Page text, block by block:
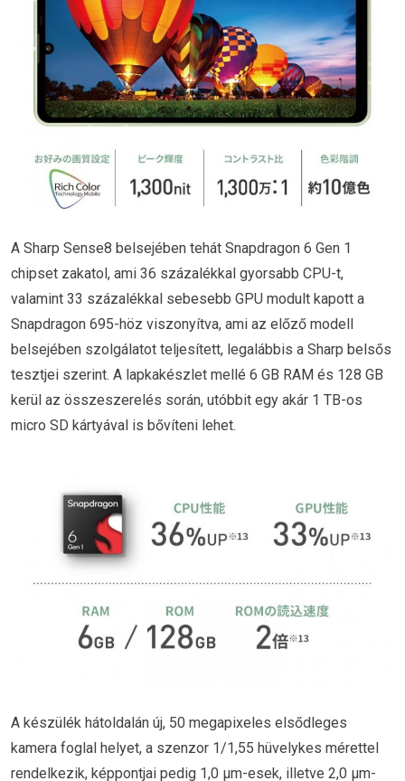
A Sharp Sense8 belsejében tehát Snapdragon 6 Gen 1
chipset zakatol, ami 36 százalékkal gyorsabb CPU-t,
valamint 33 százalékkal sebesebb GPU modult kapott a
Snapdragon 695-höz viszonyítva, ami az előző modell
belsejében szolgálatot teljesített, legalábbis a Sharp belsős
tesztjei szerint. A lapkakészlet mellé 6 GB RAM és 128 GB
kerül az összeszerelés során, utóbbit egy akár 1 TB-os
micro SD kártyával is bővíteni lehet.
A készülék hátoldalán új, 50 megapixeles elsődleges
kamera foglal helyet, a szenzor 1/1,55 hüvelykes mérettel
rendelkezik, képpontjai pedig 1,0 µm-esek, illetve 2,0 µm-